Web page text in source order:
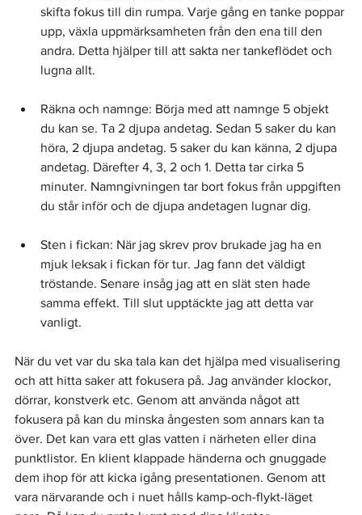
skifta fokus till din rumpa. Varje gång en tanke poppar
upp, växla uppmärksamheten från den ena till den
andra. Detta hjälper till att sakta ner tankeflödet och
lugna allt.
Räkna och namnge: Börja med att namnge 5 objekt
du kan se. Ta 2 djupa andetag. Sedan 5 saker du kan
höra, 2 djupa andetag. 5 saker du kan känna, 2 djupa
andetag. Därefter 4, 3, 2 och 1. Detta tar cirka 5
minuter. Namngivningen tar bort fokus från uppgiften
du står inför och de djupa andetagen lugnar dig.
Sten i fickan: När jag skrev prov brukade jag ha en
mjuk leksak i fickan för tur. Jag fann det väldigt
tröstande. Senare insåg jag att en slät sten hade
samma effekt. Till slut upptäckte jag att detta var
vanligt.
När du vet var du ska tala kan det hjälpa med visualisering
och att hitta saker att fokusera på. Jag använder klockor,
dörrar, konstverk etc. Genom att använda något att
fokusera på kan du minska ångesten som annars kan ta
över. Det kan vara ett glas vatten i närheten eller dina
punktlistor. En klient klappade händerna och gnuggade
dem ihop för att kicka igång presentationen. Genom att
vara närvarande och i nuet hålls kamp-och-flykt-läget